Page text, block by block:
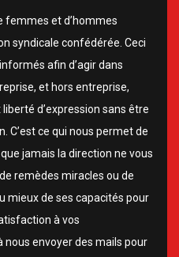
femmes et d’hommes
syndicale confédérée. Ceci
afin d’agir dans
et hors entreprise,
d’expression sans être
C’est ce qui nous permet de
jamais la direction ne vous
remèdes miracles ou de
mieux de ses capacités pour
à vos
nous envoyer des mails pour